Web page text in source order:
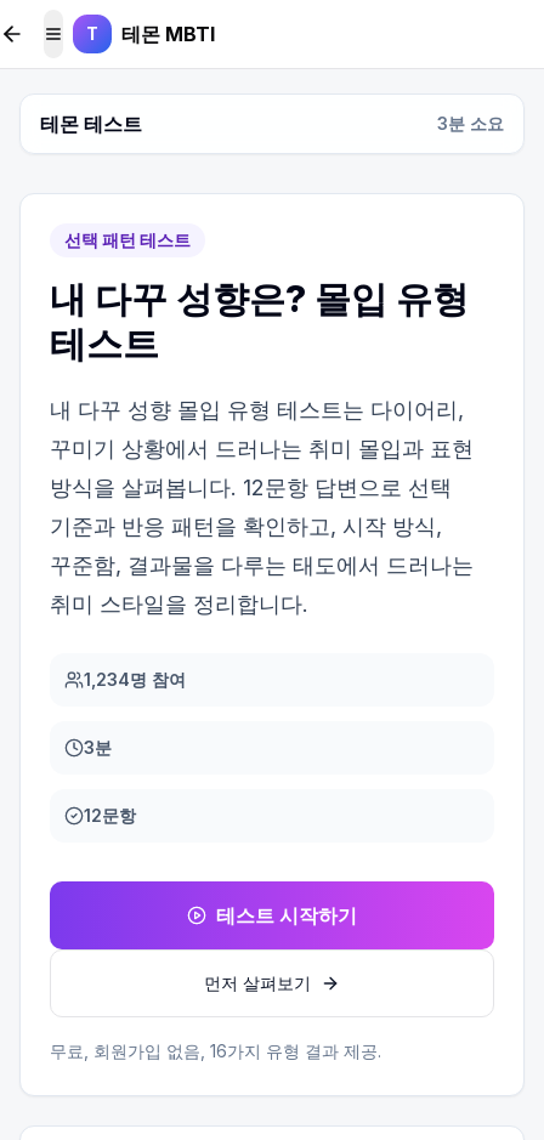
본문 바로가기
메뉴 토글
T 테몬 MBTI
테몬 테스트 3분 소요
선택 패턴 테스트
내 다꾸 성향은? 몰입 유형
테스트
내 다꾸 성향 몰입 유형 테스트는 다이어리,
꾸미기 상황에서 드러나는 취미 몰입과 표현
방식을 살펴봅니다. 12문항 답변으로 선택
기준과 반응 패턴을 확인하고, 시작 방식,
꾸준함, 결과물을 다루는 태도에서 드러나는
취미 스타일을 정리합니다.
1,234명 참여
3분
12문항
테스트 시작하기
먼저 살펴보기
무료, 회원가입 없음, 16가지 유형 결과 제공.